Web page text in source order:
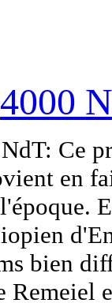
4000
NdT: Ce
en
bien
Remeiel